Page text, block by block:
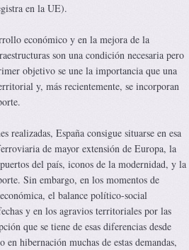
en la UE).
económico y en la mejora de la
son una condición necesaria pero
objetivo se une la importancia que una
y, más recientemente, se incorporan
realizadas, España consigue situarse en esa
de mayor extensión de Europa, la
del país, iconos de la modernidad, y la
Sin embargo, en los momentos de
el balance político-social
y en los agravios territoriales por las
que se tiene de esas diferencias desde
hibernación muchas de estas demandas,